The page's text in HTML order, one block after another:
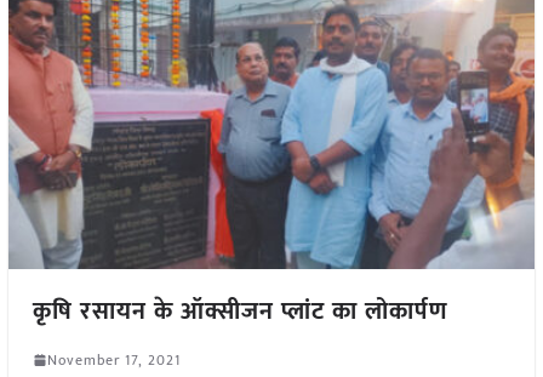
कृषि रसायन के ऑक्सीजन प्लांट का लोकार्पण
November 17, 2021